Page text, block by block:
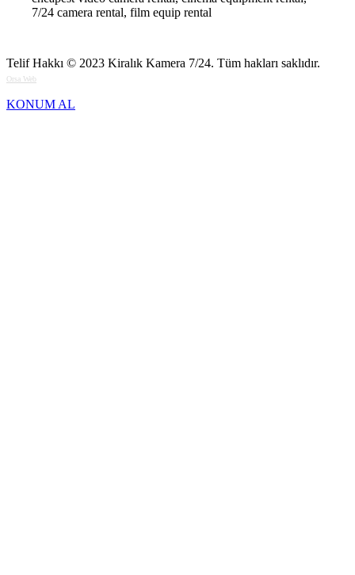
7/24 camera rental, film equip rental
Telif Hakkı © 2023 Kiralık Kamera 7/24. Tüm hakları saklıdır.
Orsa Web
KONUM AL